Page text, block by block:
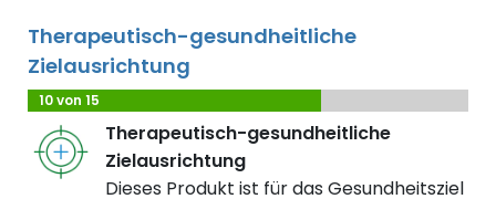
Therapeutisch-gesundheitliche
Zielausrichtung
10 von 15
Therapeutisch-gesundheitliche
Zielausrichtung
Dieses Produkt ist für das Gesundheitsziel